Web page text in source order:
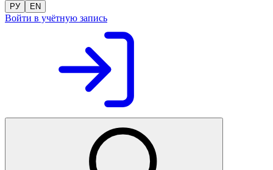
РУ EN
Войти в учётную запись